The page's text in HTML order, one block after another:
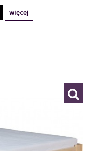
więcej